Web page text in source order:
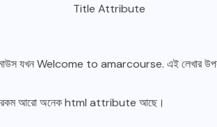
Title Attribute
মাউস যখন Welcome to amarcourse. এই লেখার উপর
আরো অনেক html attribute আছে।
– সম্পূর্ণ